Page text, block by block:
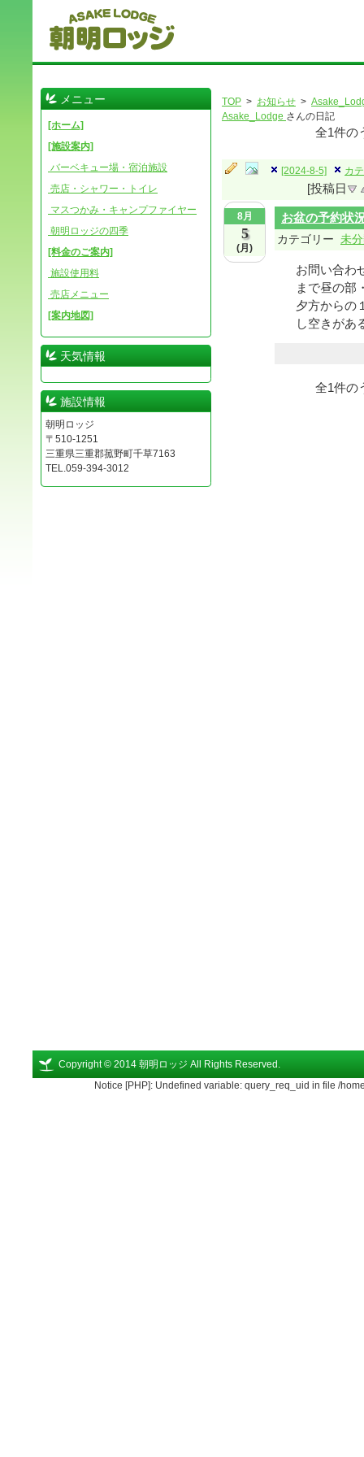
TOP > お知らせ >
Asake_Lodge さんの日記
全1件の
[2024-8-5] カ
[投稿日
8月
5
(月)
お盆の予約状
カテゴリー 未
お問い合わ
まで昼の部
夕方からの
し空きがあ
全1件の
メニュー
[ホーム]
[施設案内]
バーベキュー場・宿泊施設
売店・シャワー・トイレ
マスつかみ・キャンプファイヤー
朝明ロッジの四季
[料金のご案内]
施設使用料
売店メニュー
[案内地図]
天気情報
施設情報
朝明ロッジ
〒510-1251
三重県三重郡菰野町千草7163
TEL.059-394-3012
Copyright © 2014 朝明ロッジ All Rights Reserved.
Notice [PHP]: Undefined variable: query_req_uid in file /